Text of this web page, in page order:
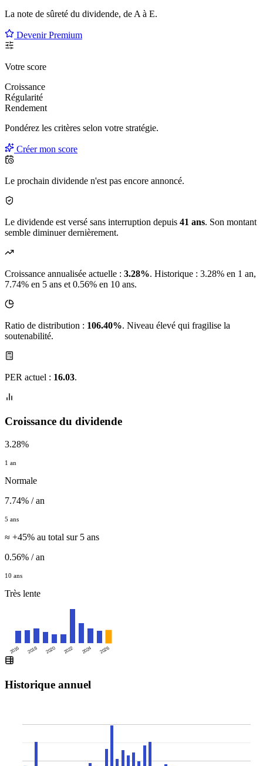
La note de sûreté du dividende, de A à E.
Devenir Premium
Votre score
Croissance
Régularité
Rendement
Pondérez les critères selon votre stratégie.
Créer mon score
Le prochain dividende n'est pas encore annoncé.
Le dividende est versé sans interruption depuis 41 ans. Son montant
semble diminuer dernièrement.
Croissance annualisée actuelle : 3.28%. Historique : 3.28% en 1 an,
7.74% en 5 ans et 0.56% en 10 ans.
Ratio de distribution : 106.40%. Niveau élevé qui fragilise la
soutenabilité.
PER actuel : 16.03.
Croissance du dividende
3.28%
1 an
Normale
7.74% / an
5 ans
≈ +45% au total sur 5 ans
0.56% / an
10 ans
Très lente
2016 2018 2020 2022 2024 2026
Historique annuel